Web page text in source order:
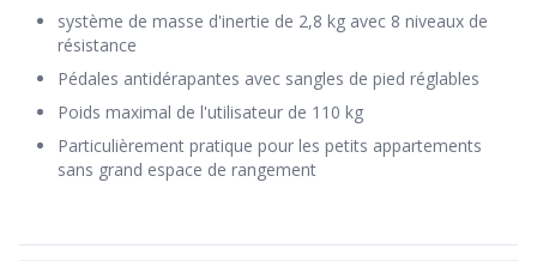
système de masse d'inertie de 2,8 kg avec 8 niveaux de
résistance
Pédales antidérapantes avec sangles de pied réglables
Poids maximal de l'utilisateur de 110 kg
Particulièrement pratique pour les petits appartements
sans grand espace de rangement